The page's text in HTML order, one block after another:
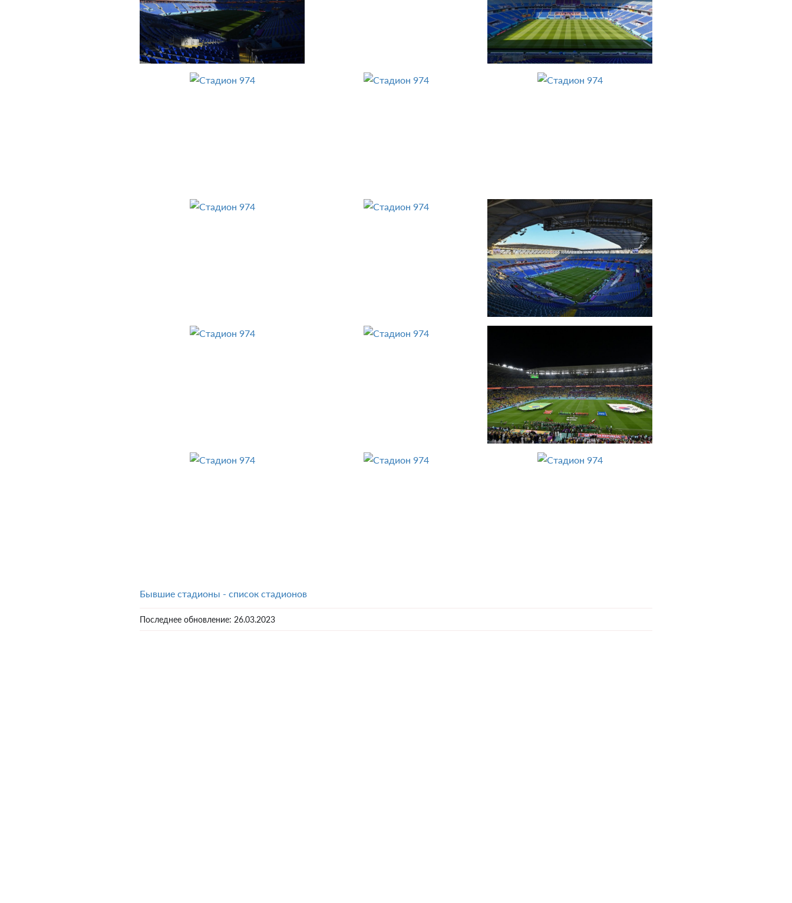
Бывшие стадионы - список стадионов
Последнее обновление: 26.03.2023